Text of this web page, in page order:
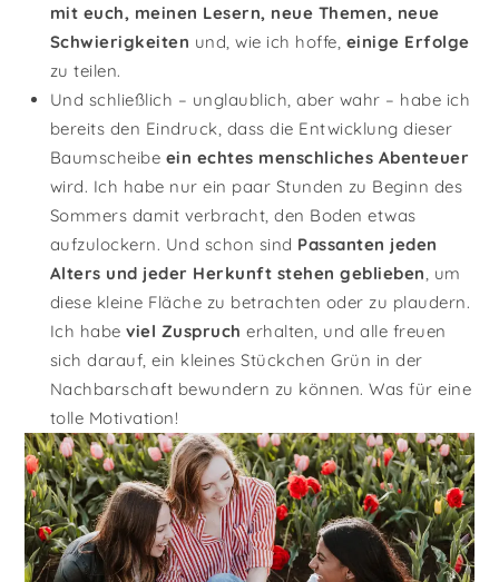
mit euch, meinen Lesern, neue Themen, neue
Schwierigkeiten und, wie ich hoffe, einige Erfolge
zu teilen.
Und schließlich – unglaublich, aber wahr – habe ich
bereits den Eindruck, dass die Entwicklung dieser
Baumscheibe ein echtes menschliches Abenteuer
wird. Ich habe nur ein paar Stunden zu Beginn des
Sommers damit verbracht, den Boden etwas
aufzulockern. Und schon sind Passanten jeden
Alters und jeder Herkunft stehen geblieben , um
diese kleine Fläche zu betrachten oder zu plaudern.
Ich habeviel Zuspruch erhalten, und alle freuen
sich darauf, ein kleines Stückchen Grün in der
Nachbarschaft bewundern zu können. Was für eine
tolle Motivation!